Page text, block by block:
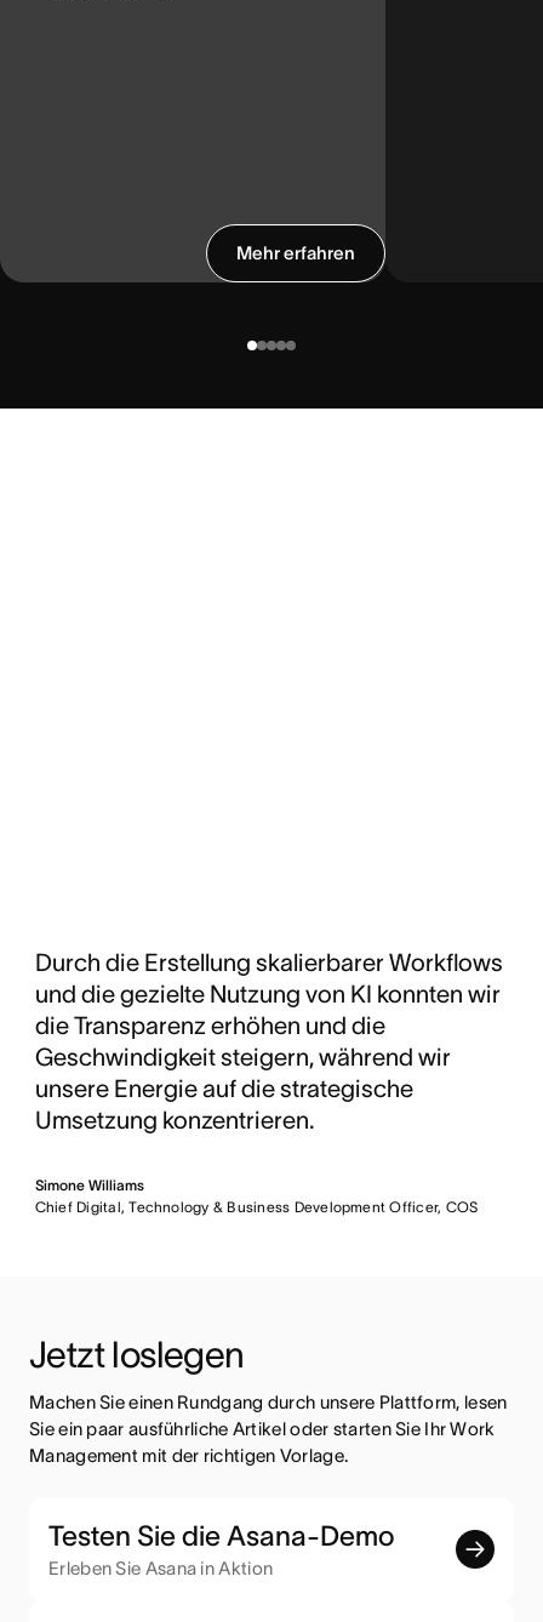
Mehr erfahren
Durch die Erstellung skalierbarer Workflows
und die gezielte Nutzung von KI konnten wir
die Transparenz erhöhen und die
Geschwindigkeit steigern, während wir
unsere Energie auf die strategische
Umsetzung konzentrieren.
Simone Williams
Chief Digital, Technology & Business Development Officer, COS
Jetzt loslegen
Machen Sie einen Rundgang durch unsere Plattform, lesen
Sie ein paar ausführliche Artikel oder starten Sie Ihr Work
Management mit der richtigen Vorlage.
Testen Sie die Asana-Demo
Erleben Sie Asana in Aktion